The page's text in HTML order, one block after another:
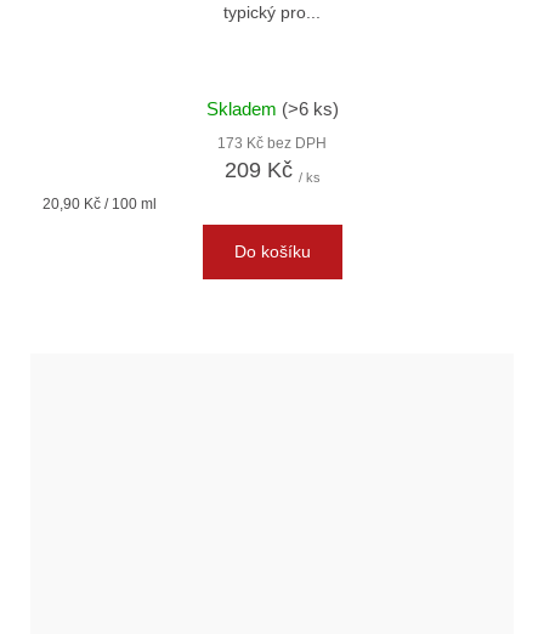
typický pro...
Skladem (>6 ks)
173 Kč bez DPH
209 Kč / ks
Měrná
20,90 Kč / 100 ml
Do košíku